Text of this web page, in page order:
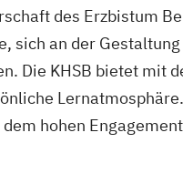
des Erzbistum
sich an der
Die KHSB bietet mit
hohen